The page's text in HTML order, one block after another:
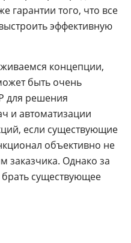
гарантии того, что все
эффективную
концепции,
быть очень
для решения
и автоматизации
если существующие
объективно не
заказчика. Однако за
существующее